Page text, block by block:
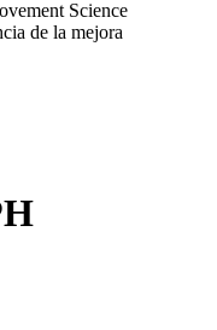
de la mejora